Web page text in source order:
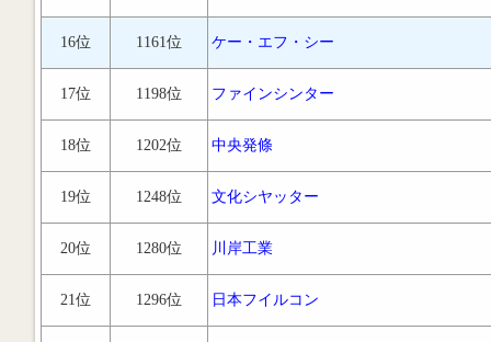
16位 1161位 ケー・エフ・シー
17位 1198位 ファインシンター
18位 1202位 中央発條
19位 1248位 文化シヤッター
20位 1280位 川岸工業
21位 1296位 日本フイルコン